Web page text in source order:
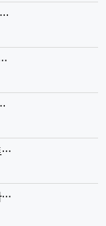
…
…